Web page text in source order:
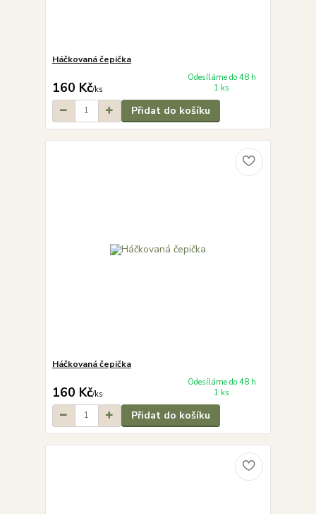
Háčkovaná čepička
160 Kč/ks
Odesíláme do 48 h
1 ks
Přidat do košíku
Háčkovaná čepička
160 Kč/ks
Odesíláme do 48 h
1 ks
Přidat do košíku